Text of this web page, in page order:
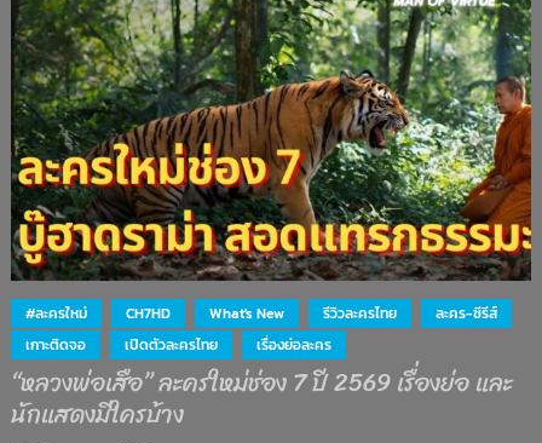
#ละครใหม่ CH7HD What's New รีวิวละครไทย
ละคร-ซีรีส์
เกาะติดจอ
เปิดตัวละครไทย เรื่องย่อละคร
“หลวงพ่อเสือ” ละครใหม่ช่อง 7 ปี 2569 เรื่องย่อ และ
นักแสดงมีใครบ้าง